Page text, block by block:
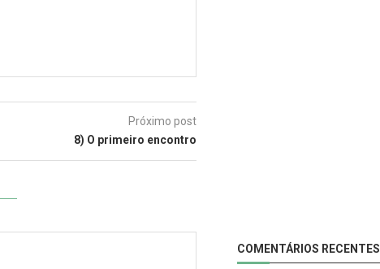
Próximo post
8) O primeiro encontro
COMENTÁRIOS RECENTES